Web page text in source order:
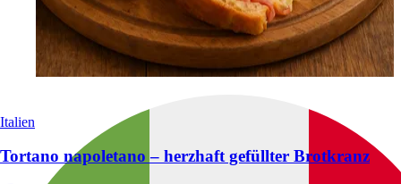
Italien
Tortano napoletano – herzhaft gefüllter Brotkranz